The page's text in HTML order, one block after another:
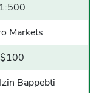
1:500
Markets
$100
Bappebti